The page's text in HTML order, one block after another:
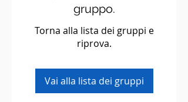
gruppo.
Torna alla lista dei gruppi e
riprova.
Vai alla lista dei gruppi